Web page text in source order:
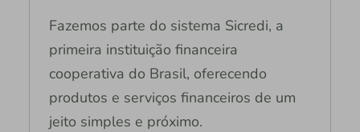
Fazemos parte do sistema Sicredi, a
primeira instituição financeira
cooperativa do Brasil, oferecendo
produtos e serviços financeiros de um
jeito simples e próximo.